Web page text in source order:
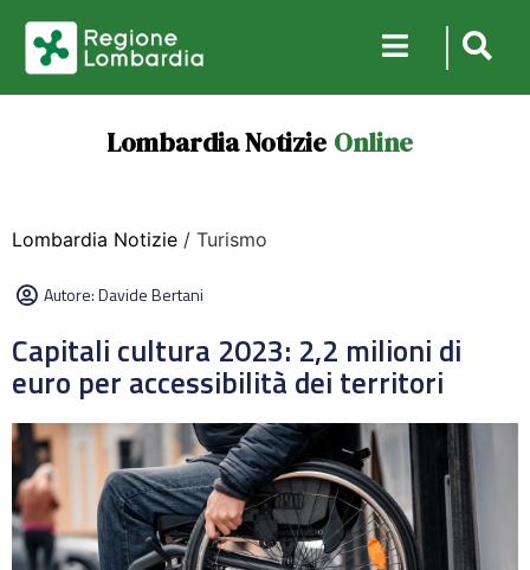
Lombardia Notizie Online
Lombardia Notizie / Turismo
Autore:Davide Bertani
Capitali cultura 2023: 2,2 milioni di
euro per accessibilità dei territori